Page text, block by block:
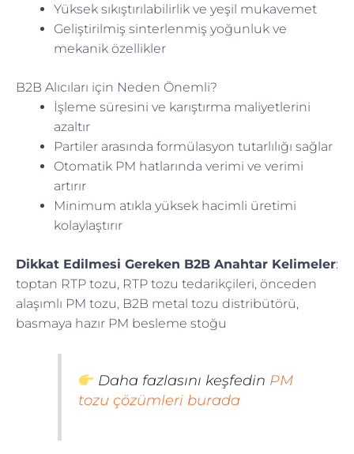
Yüksek sıkıştırılabilirlik ve yeşil mukavemet
Geliştirilmiş sinterlenmiş yoğunluk ve
mekanik özellikler
B2B Alıcıları için Neden Önemli?
İşleme süresini ve karıştırma maliyetlerini
azaltır
Partiler arasında formülasyon tutarlılığı sağlar
Otomatik PM hatlarında verimi ve verimi
artırır
Minimum atıkla yüksek hacimli üretimi
kolaylaştırır
Dikkat Edilmesi Gereken B2B Anahtar Kelimeler:
toptan RTP tozu, RTP tozu tedarikçileri, önceden
alaşımlı PM tozu, B2B metal tozu distribütörü,
basmaya hazır PM besleme stoğu
Daha fazlasını keşfedin PM
tozu çözümleri burada